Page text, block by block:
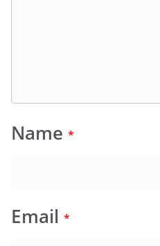
Name *
Email *